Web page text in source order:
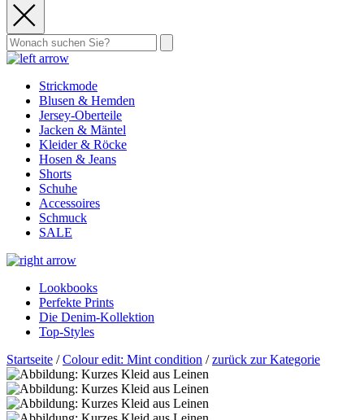
Strickmode
Blusen & Hemden
Jersey-Oberteile
Jacken & Mäntel
Kleider & Röcke
Hosen & Jeans
Shorts
Schuhe
Accessoires
Schmuck
SALE
Lookbooks
Perfekte Prints
Die Denim-Kollektion
Top-Styles
Startseite /Colour edit: Mint condition /zurück zur Kategorie